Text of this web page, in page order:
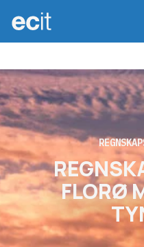
FLORØ